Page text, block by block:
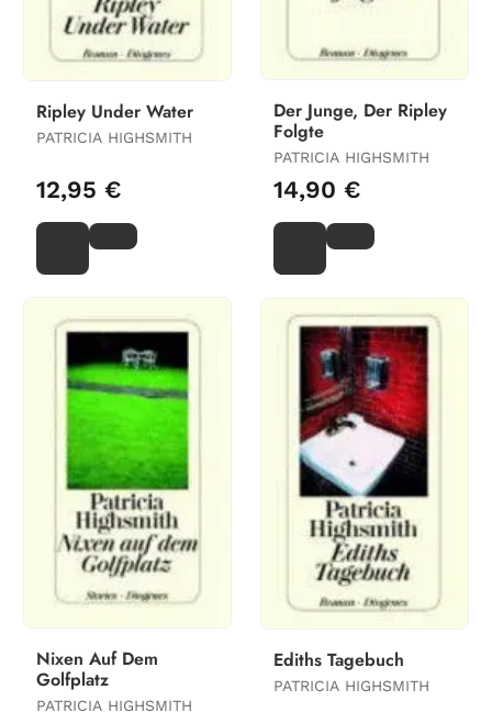
Ripley Under Water
PATRICIA HIGHSMITH
12,95 €
Der Junge, Der Ripley
Folgte
PATRICIA HIGHSMITH
14,90 €
Nixen Auf Dem
Golfplatz
PATRICIA HIGHSMITH
Ediths Tagebuch
PATRICIA HIGHSMITH